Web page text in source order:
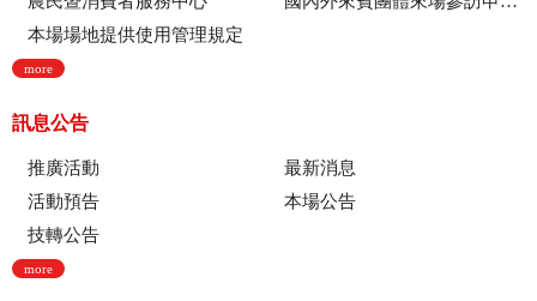
本場場地提供使用管理規定
more
訊息公告
推廣活動
最新消息
活動預告
本場公告
技轉公告
more